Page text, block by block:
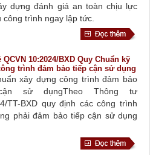
dựng đánh giá an toàn chịu lực
công trình ngay lập tức.
10:2024/BXD Quy Chuẩn kỹ
trình đảm bảo tiếp cận sử dụng
xây dựng công trình đảm bảo
sử dụngTheo Thông tư
TT-BXD quy định các công trình
phải đảm bảo tiếp cận sử dụng